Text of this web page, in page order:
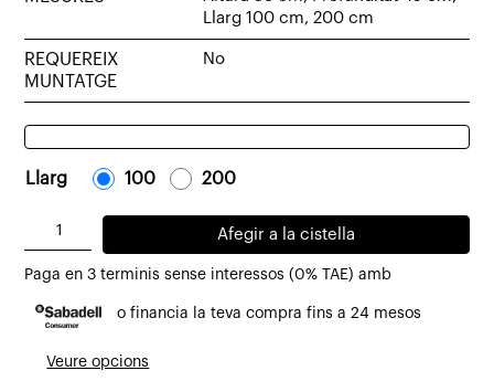
Llarg 100 cm, 200 cm
REQUEREIX
MUNTATGE
No
Llarg -100 -200
quantitat
Banc
Solid
Afegir a la cistella
Paga en 3 terminis sense interessos (0% TAE) amb
o financia la teva compra fins a 24 mesos
Veure opcions